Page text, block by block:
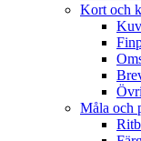
Kort och
Måla och